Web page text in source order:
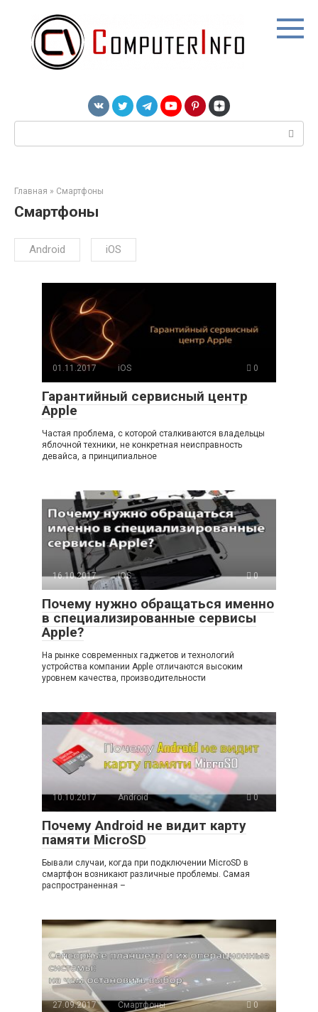
контенту
Главная » Смартфоны
Смартфоны
Android iOS
01.11.2017 iOS 0
Гарантийный сервисный центр
Apple
Частая проблема, с которой сталкиваются владельцы
яблочной техники, не конкретная неисправность
девайса, а принципиальное
16.10.2017 iOS 0
Почему нужно обращаться именно
в специализированные сервисы
Apple?
На рынке современных гаджетов и технологий
устройства компании Apple отличаются высоким
уровнем качества, производительности
10.10.2017 Android 0
Почему Android не видит карту
памяти MicroSD
Бывали случаи, когда при подключении MicroSD в
смартфон возникают различные проблемы. Самая
распространенная –
27.09.2017 Смартфоны 0